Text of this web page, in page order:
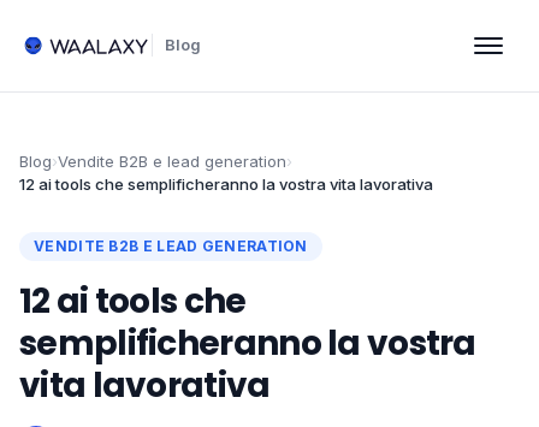
Blog
Blog›Vendite B2B e lead generation›
12 ai tools che semplificheranno la vostra vita lavorativa
VENDITE B2B E LEAD GENERATION
12 ai tools che
semplificheranno la vostra
vita lavorativa